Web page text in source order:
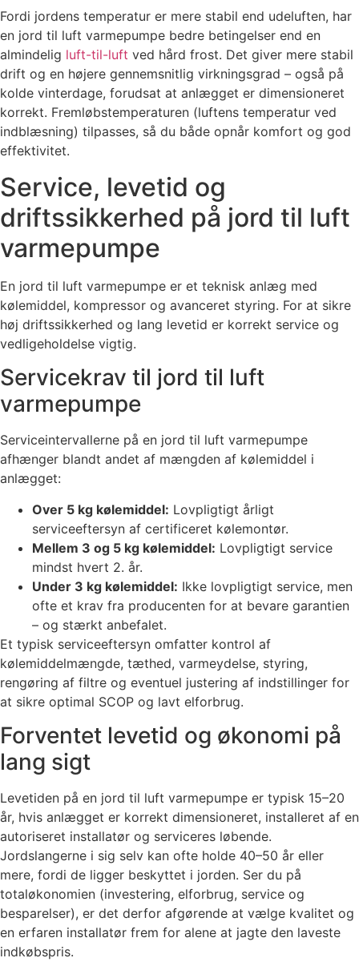
Fordi jordens temperatur er mere stabil end udeluften, har
en jord til luft varmepumpe bedre betingelser end en
almindelig luft-til-luft ved hård frost. Det giver mere stabil
drift og en højere gennemsnitlig virkningsgrad – også på
kolde vinterdage, forudsat at anlægget er dimensioneret
korrekt. Fremløbstemperaturen (luftens temperatur ved
indblæsning) tilpasses, så du både opnår komfort og god
effektivitet.
Service, levetid og
driftssikkerhed på jord til luft
varmepumpe
En jord til luft varmepumpe er et teknisk anlæg med
kølemiddel, kompressor og avanceret styring. For at sikre
høj driftssikkerhed og lang levetid er korrekt service og
vedligeholdelse vigtig.
Servicekrav til jord til luft
varmepumpe
Serviceintervallerne på en jord til luft varmepumpe
afhænger blandt andet af mængden af kølemiddel i
anlægget:
Over 5 kg kølemiddel: Lovpligtigt årligt
serviceeftersyn af certificeret kølemontør.
Mellem 3 og 5 kg kølemiddel: Lovpligtigt service
mindst hvert 2. år.
Under 3 kg kølemiddel: Ikke lovpligtigt service, men
ofte et krav fra producenten for at bevare garantien
– og stærkt anbefalet.
Et typisk serviceeftersyn omfatter kontrol af
kølemiddelmængde, tæthed, varmeydelse, styring,
rengøring af filtre og eventuel justering af indstillinger for
at sikre optimal SCOP og lavt elforbrug.
Forventet levetid og økonomi på
lang sigt
Levetiden på en jord til luft varmepumpe er typisk 15–20
år, hvis anlægget er korrekt dimensioneret, installeret af en
autoriseret installatør og serviceres løbende.
Jordslangerne i sig selv kan ofte holde 40–50 år eller
mere, fordi de ligger beskyttet i jorden. Ser du på
totaløkonomien (investering, elforbrug, service og
besparelser), er det derfor afgørende at vælge kvalitet og
en erfaren installatør frem for alene at jagte den laveste
indkøbspris.